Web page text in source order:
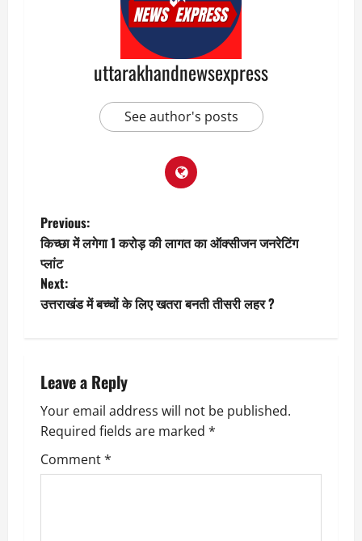
uttarakhandnewsexpress
See author's posts
P
o
s
a
v
i
Previous:
किच्छा में लगेगा 1 करोड़ की लागत का ऑक्सीजन जनरेटिंग
प्लांट
Next:
उत्तराखंड में बच्चों के लिए खतरा बनती तीसरी लहर ?
Leave a Reply
Your email address will not be published.
Required fields are marked *
Comment*